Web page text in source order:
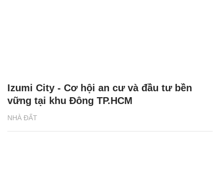
NHÀ ĐẤT
Izumi City - Cơ hội an cư và đầu tư bền
vững tại khu Đông TP.HCM